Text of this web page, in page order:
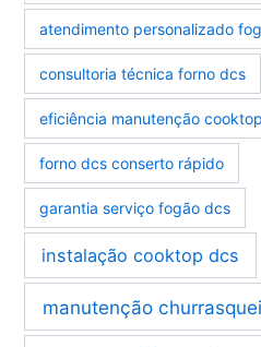
atendimento personalizado
consultoria técnica forno dcs
eficiência manutenção
forno dcs conserto rápido
garantia serviço fogão dcs
instalação cooktop dcs
manutenção